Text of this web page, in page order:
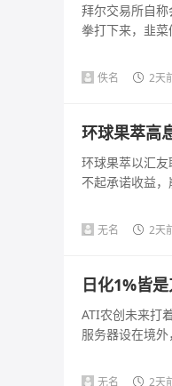
拜尔交易所自
拳打下来，韭
佚名 2天
环球果萃高
环球果萃以汇
不起承诺收益
无名 2天
日化1%皆
ATI农创未来打
服务器设在境
无名 2天